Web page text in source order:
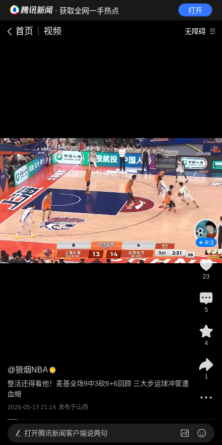
· 获取全网一手热点 打开
首页 视频 无障碍
@狼烟NBA
整活还得看他！麦基全场9中3砍6+6回顾 三大步运球冲筐遭
血帽
2026-05-17 21:14 发布于山西
关注
23
5
4
1
打开腾讯新闻客户端说两句